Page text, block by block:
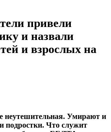
привели
и назвали
и взрослых на
неутешительная. Умирают и
подростки. Что служит